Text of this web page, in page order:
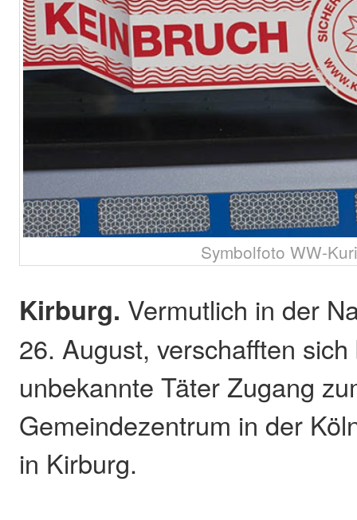
Symbolfoto WW-
Kirburg. Vermutlich in der
26. August, verschafften
unbekannte Täter Zugang
Gemeindezentrum in der
in Kirburg.